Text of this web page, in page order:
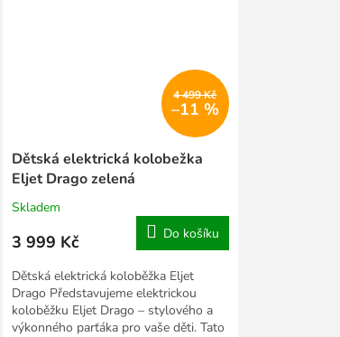
4 499 Kč
–11 %
Dětská elektrická kolobežka
Eljet Drago zelená
Skladem
3 999 Kč Do košíku
Dětská elektrická koloběžka Eljet
Drago Představujeme elektrickou
koloběžku Eljet Drago – stylového a
výkonného parťáka pro vaše děti. Tato